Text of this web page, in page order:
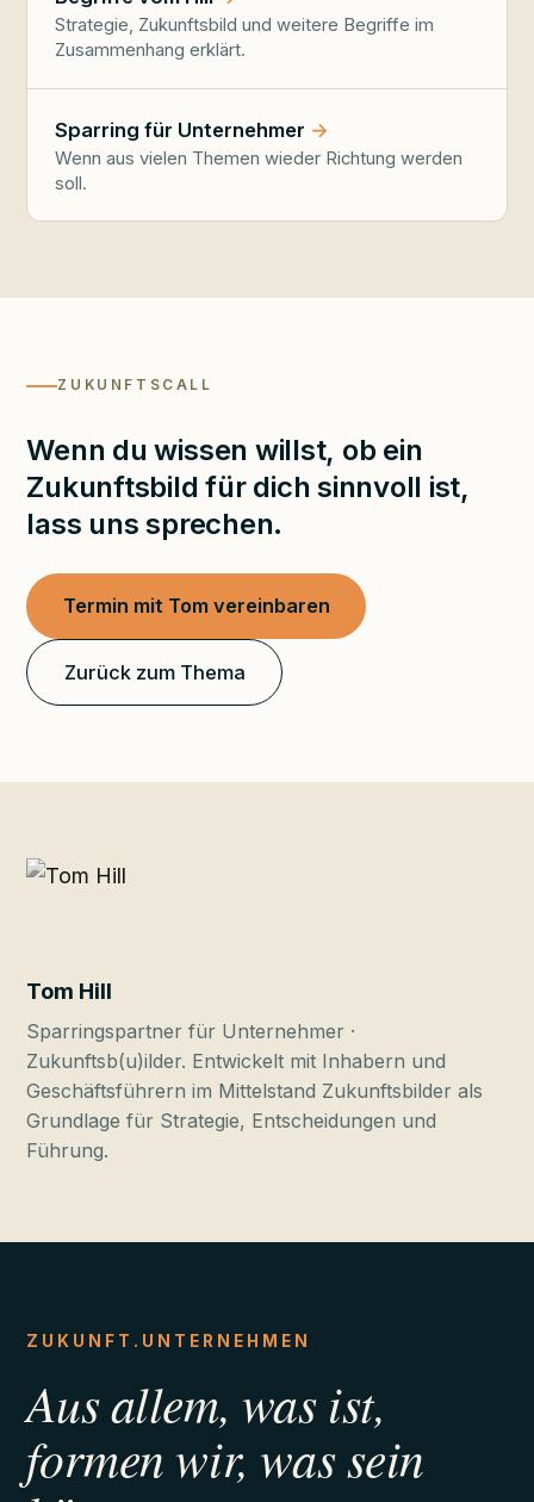
Strategie, Zukunftsbild und weitere Begriffe im
Zusammenhang erklärt.
Sparring für Unternehmer
Wenn aus vielen Themen wieder Richtung werden
soll.
ZUKUNFTSCALL
Wenn du wissen willst, ob ein
Zukunftsbild für dich sinnvoll ist,
lass uns sprechen.
Termin mit Tom vereinbaren
Zurück zum Thema
Tom Hill
Sparringspartner für Unternehmer ·
Zukunftsb(u)ilder. Entwickelt mit Inhabern und
Geschäftsführern im Mittelstand Zukunftsbilder als
Grundlage für Strategie, Entscheidungen und
Führung.
ZUKUNFT.UNTERNEHMEN
Aus allem, was ist,
formen wir, was sein